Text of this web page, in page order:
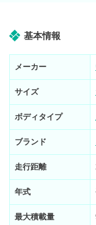
基本情報
メーカー
サイズ
ボディタイプ
ブランド
走行距離
年式
最大積載量